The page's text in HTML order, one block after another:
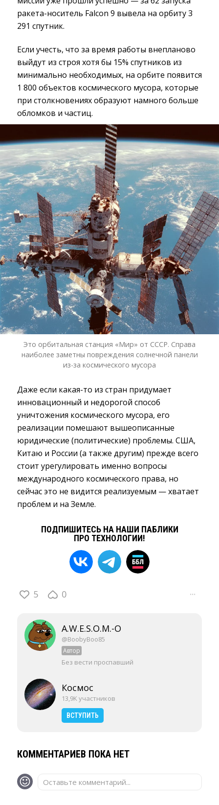
ракета-носитель Falcon 9 вывела на орбиту 3
291 спутник.
Если учесть, что за время работы внепланово
выйдут из строя хотя бы 15% спутников из
минимально необходимых, на орбите появится
1 800 объектов космического мусора, которые
при столкновениях образуют намного больше
обломков и частиц.
Это орбитальная станция «Мир» от СССР. Справа
наиболее заметны повреждения солнечной панели
из-за космического мусора
Даже если какая-то из стран придумает
инновационный и недорогой способ
уничтожения космического мусора, его
реализации помешают вышеописанные
юридические (политические) проблемы. США,
Китаю и России (а также другим) прежде всего
стоит урегулировать именно вопросы
международного космического права, но
сейчас это не видится реализуемым — хватает
проблем и на Земле.
ПОДПИШИТЕСЬ НА НАШИ ПАБЛИКИ
ПРО ТЕХНОЛОГИИ!
5 0 ···
A.W.E.S.O.M.-O
@BoobyBoo85
Автор
Без вести проспавший
Космос
13,9K участников
ВСТУПИТЬ
КОММЕНТАРИЕВ ПОКА НЕТ
Оставьте комментарий...